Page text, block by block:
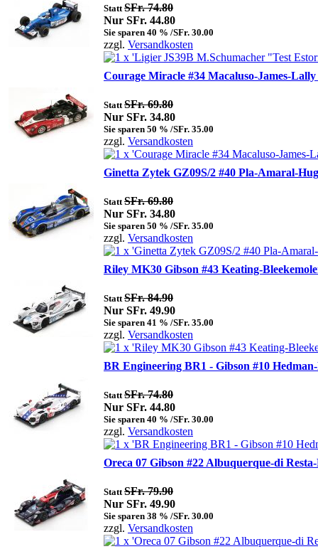
Statt SFr. 74.80
Nur SFr. 44.80
Sie sparen 40 % /SFr. 30.00
zzgl. Versandkosten
Courage Miracle #34 Macaluso-James-
Statt SFr. 69.80
Nur SFr. 34.80
Sie sparen 50 % /SFr. 35.00
zzgl. Versandkosten
Ginetta Zytek GZ09S/2 #40 Pla-Amaral-
Statt SFr. 69.80
Nur SFr. 34.80
Sie sparen 50 % /SFr. 35.00
zzgl. Versandkosten
Riley MK30 Gibson #43 Keating-
Statt SFr. 84.90
Nur SFr. 49.90
Sie sparen 41 % /SFr. 35.00
zzgl. Versandkosten
BR Engineering BR1 - Gibson #10
Statt SFr. 74.80
Nur SFr. 44.80
Sie sparen 40 % /SFr. 30.00
zzgl. Versandkosten
Oreca 07 Gibson #22 Albuquerque-di
Statt SFr. 79.90
Nur SFr. 49.90
Sie sparen 38 % /SFr. 30.00
zzgl. Versandkosten